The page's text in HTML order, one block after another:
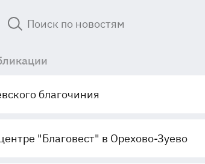
благочиния
"Благовест" в Орехово-Зуево